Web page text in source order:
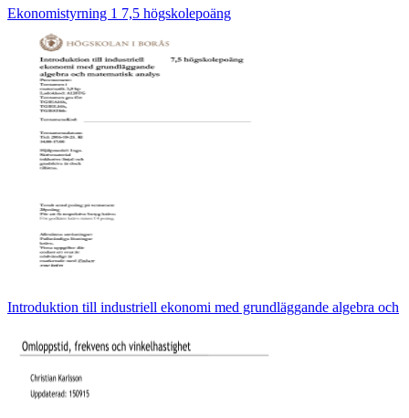
Ekonomistyrning 1 7,5 högskolepoäng
Introduktion till industriell ekonomi med grundläggande algebra och